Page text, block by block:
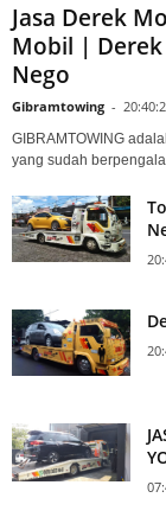
Jasa Derek
Mobil |
Nego
Gibramtowing -
GIBRAMTOWING
yang sudah